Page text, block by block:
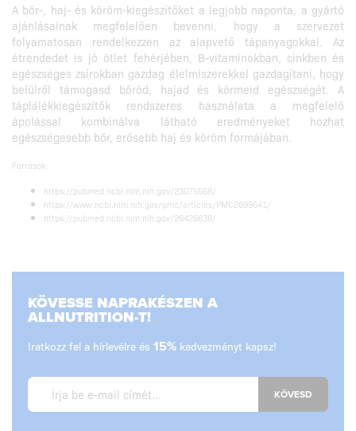
A bőr-, haj- és köröm-kiegészítőket a legjobb naponta, a gyártó
ajánlásainak megfelelően bevenni, hogy a szervezet
folyamatosan rendelkezzen az alapvető tápanyagokkal. Az
étrendedet is jó ötlet fehérjében, B-vitaminokban, cinkben és
egészséges zsírokban gazdag élelmiszerekkel gazdagítani, hogy
belülről támogasd bőröd, hajad és körmeid egészségét. A
táplálékkiegészítők rendszeres használata a megfelelő
ápolással kombinálva látható eredményeket hozhat
egészségesebb bőr, erősebb haj és köröm formájában.
Források:
https://pubmed.ncbi.nlm.nih.gov/23075568/
https://www.ncbi.nlm.nih.gov/pmc/articles/PMC2699641/
https://pubmed.ncbi.nlm.nih.gov/26426636/
KÖVESSE NAPRAKÉSZEN A
ALLNUTRITION-T!
Iratkozz fel a hírlevélre és 15% kedvezményt kapsz!
KÖVESD